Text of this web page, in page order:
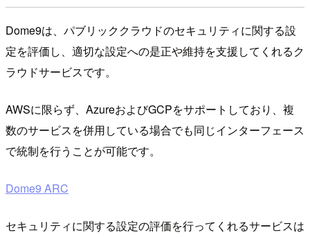
Dome9は、パブリッククラウドのセキュリティに関する設
定を評価し、適切な設定への是正や維持を支援してくれるク
ラウドサービスです。
AWSに限らず、AzureおよびGCPをサポートしており、複
数のサービスを併用している場合でも同じインターフェース
で統制を行うことが可能です。
Dome9 ARC
セキュリティに関する設定の評価を行ってくれるサービスは